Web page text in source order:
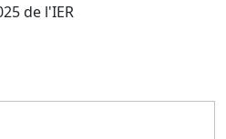
de l'IER